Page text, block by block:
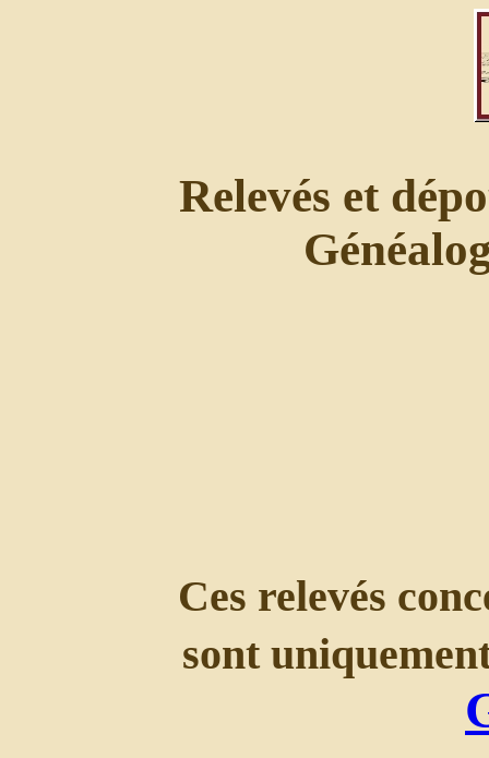
Relevés et
Ces relevés
sont